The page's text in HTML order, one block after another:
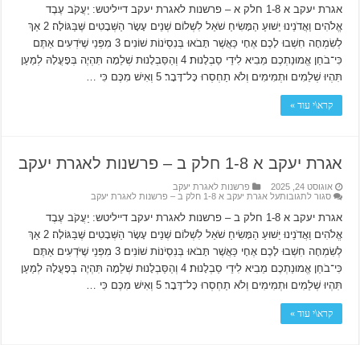
אגרת יעקב א 1-8 חלק א – פרשנות לאגרת יעקב דייליטש: יַעֲקֹב עֶבֶד
אֱלֹהִים וַאֲדֹנֵינוּ יֵשׁוּעַ הַמָּשִׂיחַ שֹׁאֵל לִשְׁלוֹם שְׁנֵים עָשָׂר הַשְּׁבָטִים שֶּׁבַּגּוֹלָה׃ 2 אַךְ
לְשִׂמְחָה חִשְׁבוּ לָכֶם אֶחָי כַּאֲשֶׁר תָּבֹאוּ בְּנִסְיֹנוֹת שׁוֹנִים׃ 3 מִפְּנֵי שֶׁיֹּדְעִים אַתֶּם
כִּי־בֹחַן אֱמוּנַתְכֶם מֵבִיא לִידֵי סַבְלָנוּת׃ 4 וְהַסַּבְלָנוּת שְׁלֵמָה תִּהְיֶה בְּפָעֳלָהּ לְמַעַן
תִּהְיוּ שְׁלֵמִים וּתְמִימִים וְלֹא תַחְסְרוּ כָּל־דָּבָר׃ 5 וְאִישׁ מִכֶּם כִּי …
קרא\י עוד »
אגרת יעקב א 1-8 חלק ב – פרשנות לאגרת יעקב
אוגוסט 24, 2025
פרשנות לאגרת יעקב
סגור לתגובותעל אגרת יעקב א 1-8 חלק ב – פרשנות לאגרת יעקב
אגרת יעקב א 1-8 חלק ב – פרשנות לאגרת יעקב דייליטש: יַעֲקֹב עֶבֶד
אֱלֹהִים וַאֲדֹנֵינוּ יֵשׁוּעַ הַמָּשִׂיחַ שֹׁאֵל לִשְׁלוֹם שְׁנֵים עָשָׂר הַשְּׁבָטִים שֶּׁבַּגּוֹלָה׃ 2 אַךְ
לְשִׂמְחָה חִשְׁבוּ לָכֶם אֶחָי כַּאֲשֶׁר תָּבֹאוּ בְּנִסְיֹנוֹת שׁוֹנִים׃ 3 מִפְּנֵי שֶׁיֹּדְעִים אַתֶּם
כִּי־בֹחַן אֱמוּנַתְכֶם מֵבִיא לִידֵי סַבְלָנוּת׃ 4 וְהַסַּבְלָנוּת שְׁלֵמָה תִּהְיֶה בְּפָעֳלָהּ לְמַעַן
תִּהְיוּ שְׁלֵמִים וּתְמִימִים וְלֹא תַחְסְרוּ כָּל־דָּבָר׃ 5 וְאִישׁ מִכֶּם כִּי …
קרא\י עוד »